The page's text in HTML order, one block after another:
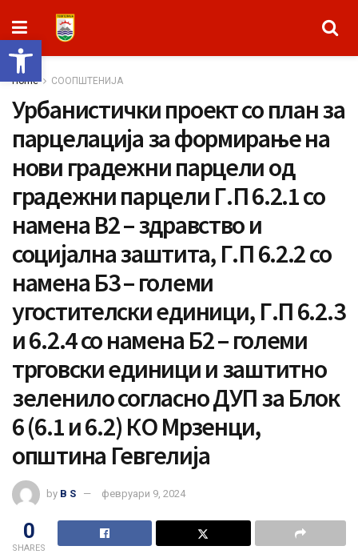
Open toolbar
Home СООПШТЕНИЈА
Урбанистички проект со план за
парцелација за формирање на
нови градежни парцели од
градежни парцели Г.П 6.2.1 со
намена В2 – здравство и
социјална заштита, Г.П 6.2.2 со
намена Б3 – големи
угостителски единици, Г.П 6.2.3
и 6.2.4 со намена Б2 – големи
трговски единици и заштитно
зеленило согласно ДУП за Блок
6 (6.1 и 6.2) КО Мрзенци,
општина Гевгелија
by B S февруари 9, 2024
0
SHARES